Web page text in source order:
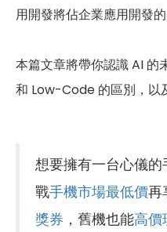
用開發將佔企業應用開發的
本篇文章將帶你認識 AI 的
和 Low-Code 的區別，以
想要擁有一台心儀的
戰手機市場最低價再
獎券 ，舊機也能高價